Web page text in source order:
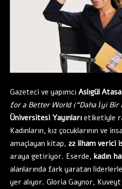
Gazeteci ve yapımcı Aslıgül
for a Better World (“Daha İyi Bir
Üniversitesi Yayınları etiketiyle
Kadınların, kız çocuklarının ve
amaçlayan kitap, 22 ilham verici
araya getiriyor. Eserde, kadın
alanlarında fark yaratan
yer alıyor. Gloria Gaynor,